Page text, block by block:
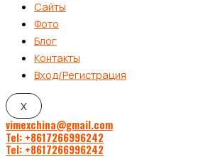
Сайты
Фото
Блог
Контакты
Вход/Регистрация
X
vimexchina@gmail.com
Tel: +8617266996242
Tel: +8617266996242